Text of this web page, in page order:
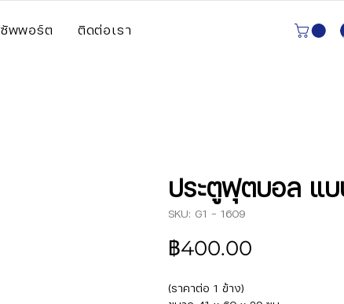
ซัพพอร์ต ติดต่อเรา
ประตูฟุตบอล แ
SKU: G1 - 1609
฿400.00
(ราคาต่อ 1 ข้าง)